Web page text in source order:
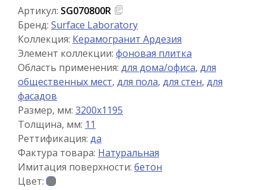
Артикул: SG070800R
Бренд: Surface Laboratory
Коллекция: Керамогранит Ардезия
Элемент коллекции: фоновая плитка
Область применения: для дома/офиса, для
общественных мест, для пола, для стен, для
фасадов
Размер, мм: 3200x1195
Толщина, мм: 11
Реттификация: да
Фактура товара: Натуральная
Имитация поверхности: бетон
Цвет: